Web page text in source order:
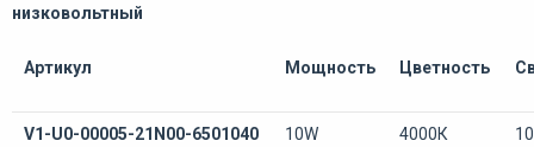
низковольтный
Артикул Мощность Цветность
V1-U0-00005-21N00-6501040 10W 4000К